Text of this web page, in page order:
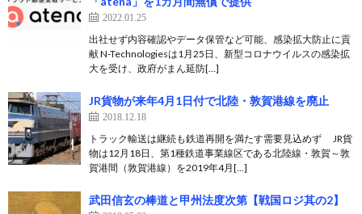
2022.01.25
出社せず内容確認やデータ保管など可能、感染拡大防止に貢
献 N-Technologiesは1月25日、新型コロナウイルスの感染拡
大を受け、政府がまん延防[…]
JR貨物が来年4月1日付で北陸・敦賀港線を廃止
2018.12.18
トラック輸送は継続も鉄道再開を満たす需要見込めず JR貨
物は12月18日、第1種鉄道事業線区である北陸線・敦賀～敦
賀港間（敦賀港線）を2019年4月[…]
武田信玄の棒道と甲州法度次第【戦国ロジ其の2】